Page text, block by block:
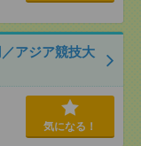
アジア競技大
気になる！